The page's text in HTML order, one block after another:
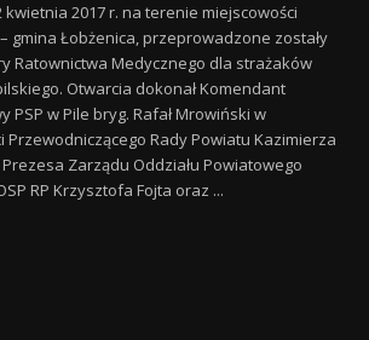
kwietnia 2017 r. na terenie miejscowości
gmina Łobżenica, przeprowadzone zostały
Ratownictwa Medycznego dla strażaków
Otwarcia dokonał Komendant
PSP w Pile bryg. Rafał Mrowiński w
Przewodniczącego Rady Powiatu Kazimierza
Zarządu Oddziału Powiatowego
RP Krzysztofa Fojta oraz ...